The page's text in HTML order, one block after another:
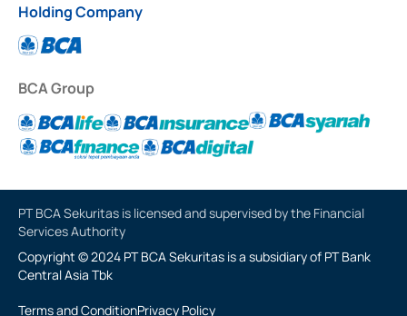
Holding Company
BCA Group
PT BCA Sekuritas is licensed and supervised by the Financial
Services Authority
Copyright © 2024 PT BCA Sekuritas is a subsidiary of PT Bank
Central Asia Tbk
Terms and ConditionPrivacy Policy